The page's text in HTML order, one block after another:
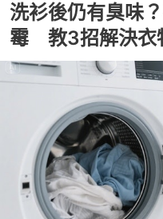
洗衫後仍有臭味
霉 教3招解決衣